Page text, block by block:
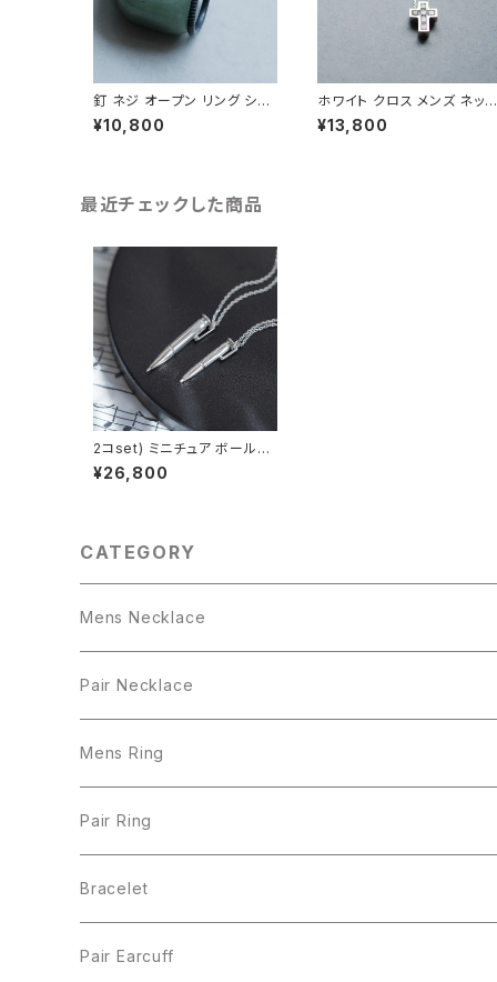
釘 ネジ オープン リング シル
バー925 いぶし銀 メンズ ユ
ニセックス
¥10,800
ホワイト クロス メンズ ネック
レス シルバー925
¥13,800
最近チェックした商品
2コset) ミニチュア ボールペ
ン ペア ネックレス シルバー9
25
¥26,800
CATEGORY
Mens Necklace
Pair Necklace
Mens Ring
Pair Ring
Bracelet
Pair Earcuff